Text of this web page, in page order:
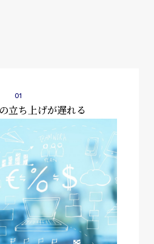
ュリティ方針
立ち上げが遅れる